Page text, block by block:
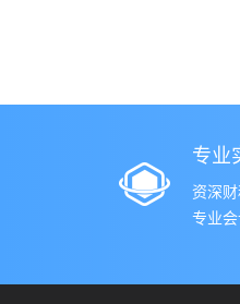
专业
资深
专业